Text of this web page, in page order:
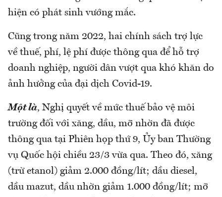
hiện có phát sinh vướng mắc.
Cũng trong năm 2022, hai chính sách trợ lực
về thuế, phí, lệ phí được thông qua để hỗ trợ
doanh nghiệp, người dân vượt qua khó khăn do
ảnh hưởng của đại dịch Covid-19.
Một là, Nghị quyết về mức thuế bảo vệ môi
trường đối với xăng, dầu, mỡ nhờn đã được
thông qua tại Phiên họp thứ 9, Ủy ban Thường
vụ Quốc hội chiều 23/3 vừa qua. Theo đó, xăng
(trừ etanol) giảm 2.000 đồng/lít; dầu diesel,
dầu mazut, dầu nhờn giảm 1.000 đồng/lít; mỡ